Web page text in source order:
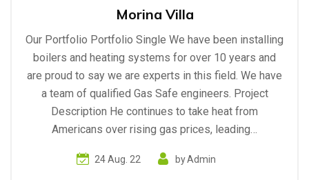
Morina Villa
Our Portfolio Portfolio Single We have been installing
boilers and heating systems for over 10 years and
are proud to say we are experts in this field. We have
a team of qualified Gas Safe engineers. Project
Description He continues to take heat from
Americans over rising gas prices, leading…
24 Aug. 22 byAdmin